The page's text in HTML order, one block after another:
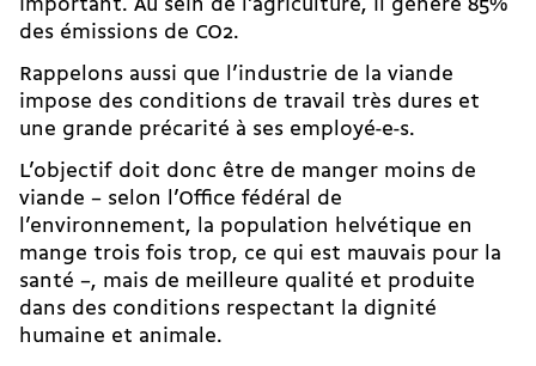
important. Au sein de l’agriculture, il génère 85%
des émissions de CO2.
Rappelons aussi que l’industrie de la viande
impose des conditions de travail très dures et
une grande précarité à ses employé-e-s.
L’objectif doit donc être de manger moins de
viande – selon l’Office fédéral de
l’environnement, la population helvétique en
mange trois fois trop, ce qui est mauvais pour la
santé –, mais de meilleure qualité et produite
dans des conditions respectant la dignité
humaine et animale.